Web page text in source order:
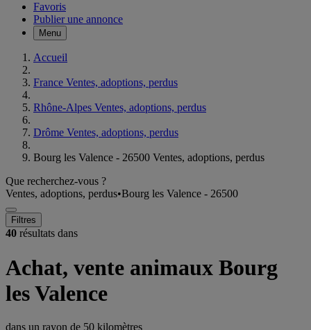
Favoris
Publier une annonce
Menu
Accueil
France Ventes, adoptions, perdus
Rhône-Alpes Ventes, adoptions, perdus
Drôme Ventes, adoptions, perdus
Bourg les Valence - 26500 Ventes, adoptions, perdus
Que recherchez-vous ?
Ventes, adoptions, perdus•Bourg les Valence - 26500
Filtres
40 résultats dans
Achat, vente animaux Bourg
les Valence
dans un rayon de 50 kilomètres